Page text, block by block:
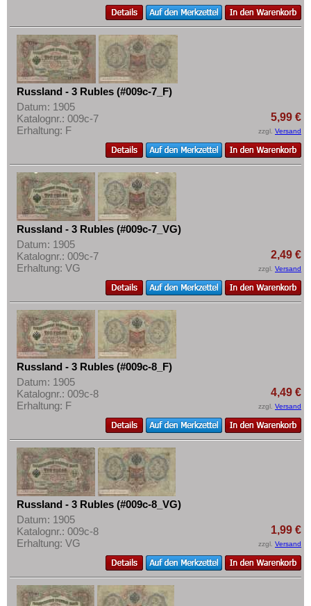
Russland - 3 Rubles (#009c-7_F)
Datum: 1905
Katalognr.: 009c-7
Erhaltung: F
5,99 €
zzgl. Versand
Russland - 3 Rubles (#009c-7_VG)
Datum: 1905
Katalognr.: 009c-7
Erhaltung: VG
2,49 €
zzgl. Versand
Russland - 3 Rubles (#009c-8_F)
Datum: 1905
Katalognr.: 009c-8
Erhaltung: F
4,49 €
zzgl. Versand
Russland - 3 Rubles (#009c-8_VG)
Datum: 1905
Katalognr.: 009c-8
Erhaltung: VG
1,99 €
zzgl. Versand